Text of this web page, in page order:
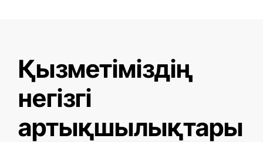
Қызметіміздің
негізгі
артықшылықтары